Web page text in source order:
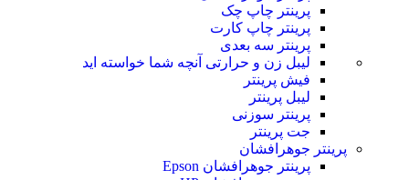
پرینتر چاپ چک
پرینتر چاپ کارت
پرینتر سه بعدی
لیبل زن و حرارتی آنچه شما خواسته اید
فیش پرینتر
لیبل پرینتر
پرینتر سوزنی
جت پرینتر
پرینتر جوهرافشان
پرینتر جوهرافشان Epson